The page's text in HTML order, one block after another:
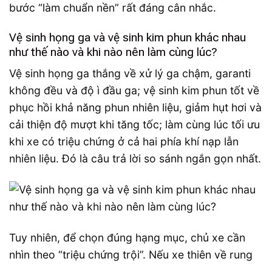
bước “làm chuẩn nền” rất đáng cân nhắc.
Vệ sinh họng ga và vệ sinh kim phun khác nhau
như thế nào và khi nào nên làm cùng lúc?
Vệ sinh họng ga thắng về xử lý ga chậm, garanti
không đều và độ ì đầu ga; vệ sinh kim phun tốt về
phục hồi khả năng phun nhiên liệu, giảm hụt hơi và
cải thiện độ mượt khi tăng tốc; làm cùng lúc tối ưu
khi xe có triệu chứng ở cả hai phía khí nạp lẫn
nhiên liệu. Đó là câu trả lời so sánh ngắn gọn nhất.
Tuy nhiên, để chọn đúng hạng mục, chủ xe cần
nhìn theo “triệu chứng trội”. Nếu xe thiên về rung